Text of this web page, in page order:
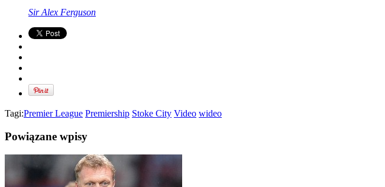
Sir Alex Ferguson
Tagi:Premier League Premiership Stoke City Video wideo
Powiązane wpisy